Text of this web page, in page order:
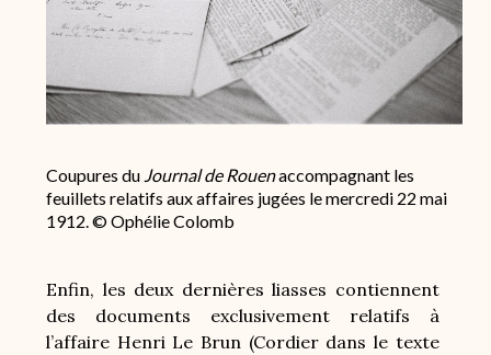
Coupures du Journal de Rouenaccompagnant les
feuillets relatifs aux affaires jugées le mercredi 22 mai
1912. © Ophélie Colomb
Enfin, les deux dernières liasses contiennent
des documents exclusivement relatifs à
l’affaire Henri Le Brun (Cordier dans le texte